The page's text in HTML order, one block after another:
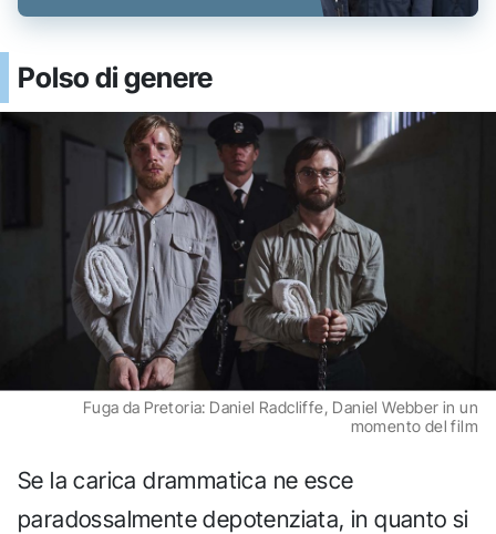
Polso di genere
Fuga da Pretoria: Daniel Radcliffe, Daniel Webber in un
momento del film
Se la carica drammatica ne esce
paradossalmente depotenziata, in quanto si